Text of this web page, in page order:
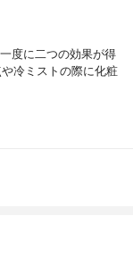
度に二つの効果が得
冷ミストの際に化粧